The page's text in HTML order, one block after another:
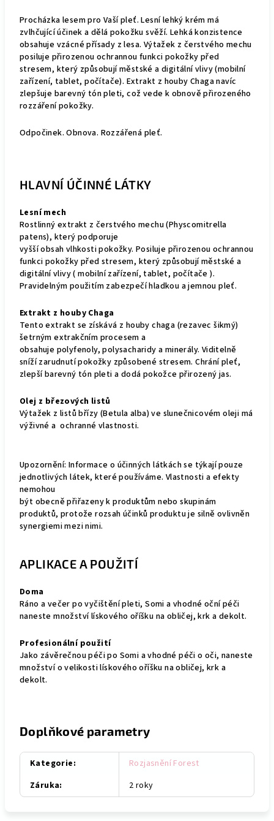
Procházka lesem pro Vaší pleť. Lesní lehký krém má
zvlhčující účinek a dělá pokožku svěží. Lehká konzistence
obsahuje vzácné přísady z lesa. Výtažek z čerstvého mechu
posiluje přirozenou ochrannou funkci pokožky před
stresem, který způsobují městské a digitální vlivy (mobilní
zařízení, tablet, počítače). Extrakt z houby Chaga navíc
zlepšuje barevný tón pleti, což vede k obnově přirozeného
rozzáření pokožky.
Odpočinek. Obnova. Rozzářená pleť.
HLAVNÍ ÚČINNÉ LÁTKY
Lesní mech
Rostlinný extrakt z čerstvého mechu (Physcomitrella
patens), který podporuje
vyšší obsah vlhkosti pokožky. Posiluje přirozenou ochrannou
funkci pokožky před stresem, který způsobují městské a
digitální vlivy ( mobilní zařízení, tablet, počítače ).
Pravidelným použitím zabezpečí hladkou a jemnou pleť.
Extrakt z houby Chaga
Tento extrakt se získává z houby chaga (rezavec šikmý)
šetrným extrakčním procesem a
obsahuje polyfenoly, polysacharidy a minerály. Viditelně
sníží zarudnutí pokožky způsobené stresem. Chrání pleť,
zlepší barevný tón pleti a dodá pokožce přirozený jas.
Olej z březových listů
Výtažek z listů břízy (Betula alba) ve slunečnicovém oleji má
výživné a ochranné vlastnosti.
Upozornění: Informace o účinných látkách se týkají pouze
jednotlivých látek, které používáme. Vlastnosti a efekty
nemohou
být obecně přiřazeny k produktům nebo skupinám
produktů, protože rozsah účinků produktu je silně ovlivněn
synergiemi mezi nimi.
APLIKACE A POUŽITÍ
Doma
Ráno a večer po vyčištění pleti, Somi a vhodné oční péči
naneste množství lískového oříšku na obličej, krk a dekolt.
Profesionální použití
Jako závěrečnou péči po Somi a vhodné péči o oči, naneste
množství o velikosti lískového oříšku na obličej, krk a
dekolt.
Doplňkové parametry
Kategorie:
Rozjasnění Forest
Záruka: 2 roky